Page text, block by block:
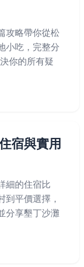
攻略帶你從松
小吃，完整分
你的所有疑
宿與實用
細的住宿比
到平價選擇，
分享墾丁沙灘